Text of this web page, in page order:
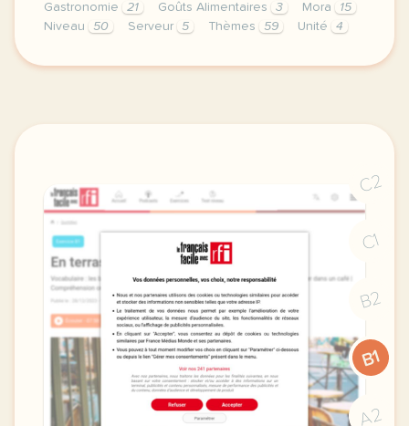
Gastronomie
21 Goûts Alimentaires 3 Mora
15
Niveau
50 Serveur 5 Thèmes 59 Unité 4
image clipartfest comcette derniere semaine de
C2
C1
B2
B1
A2